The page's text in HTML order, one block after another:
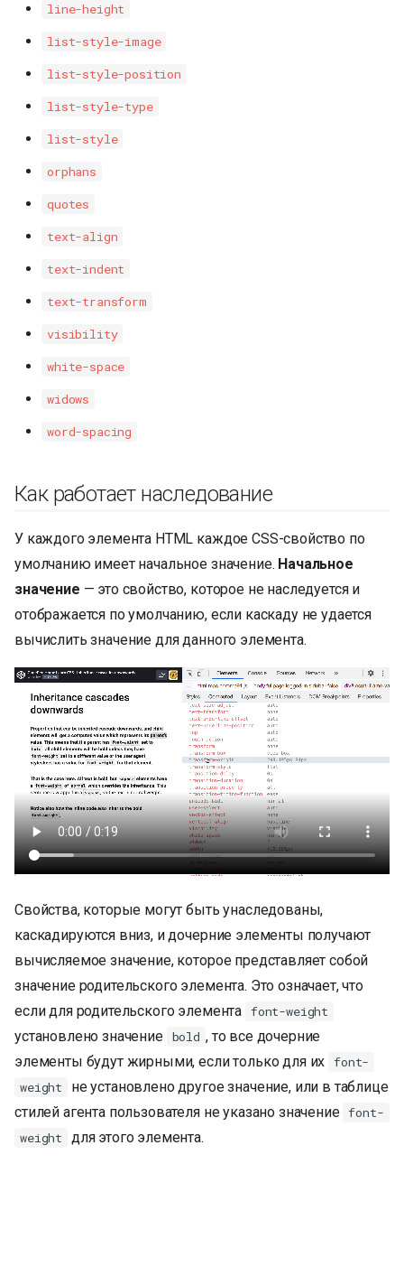
line-height
list-style-image
list-style-position
list-style-type
list-style
orphans
quotes
text-align
text-indent
text-transform
visibility
white-space
widows
word-spacing
Как работает наследование
У каждого элемента HTML каждое CSS-свойство по
умолчанию имеет начальное значение. Начальное
значение — это свойство, которое не наследуется и
отображается по умолчанию, если каскаду не удается
вычислить значение для данного элемента.
Свойства, которые могут быть унаследованы,
каскадируются вниз, и дочерние элементы получают
вычисляемое значение, которое представляет собой
значение родительского элемента. Это означает, что
если для родительского элемента font-weight
установлено значение bold , то все дочерние
элементы будут жирными, если только для их font-
weight
не установлено другое значение, или в таблице
стилей агента пользователя не указано значение font-
weight
для этого элемента.